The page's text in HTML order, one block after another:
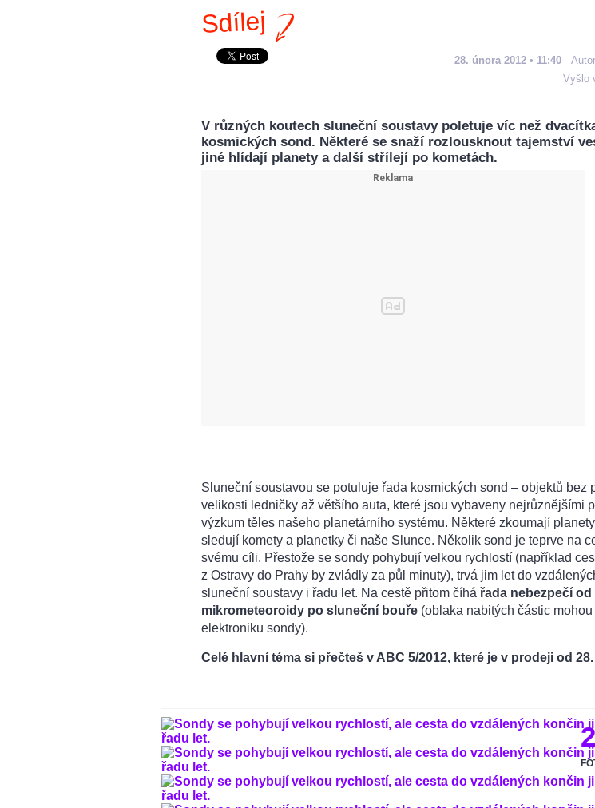
Sdílej
28. února 2012 • 11:40
Vyšlo
V různých koutech sluneční soustavy poletuje víc než
kosmických sond. Některé se snaží rozlousknout tajemství
jiné hlídají planety a další střílejí po kometách.
Sluneční soustavou se potuluje řada kosmických sond – objektů bez
velikosti ledničky až většího auta, které jsou vybaveny nejrůznějšími
výzkum těles našeho planetárního systému. Některé zkoumají
sledují komety a planetky či naše Slunce. Několik sond je teprve na
svému cíli. Přestože se sondy pohybují velkou rychlostí (například
z Ostravy do Prahy by zvládly za půl minuty), trvá jim let do
sluneční soustavy i řadu let. Na cestě přitom číhá řada nebezpečí od
mikrometeoroidy po sluneční bouře (oblaka nabitých částic
elektroniku sondy).
Celé hlavní téma si přečteš v ABC 5/2012, které je v prodeji od